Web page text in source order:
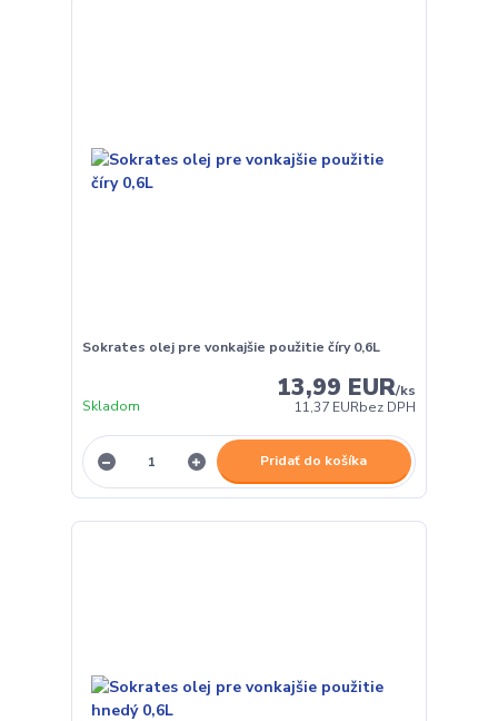
Sokrates olej pre vonkajšie použitie číry 0,6L
13,99 EUR/ks
11,37 EURbez DPH
Skladom
Pridať do košíka